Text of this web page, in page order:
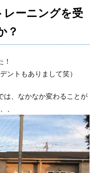
ーニングを受
？
ントもありまして笑）
は、なかなか変わることが
、